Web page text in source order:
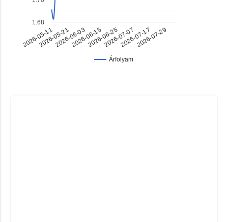
Árfolyam
2026-05-112026-05-212026-06-032026-06-152026-06-252026-07-072026-07-172026-07-29
1.68